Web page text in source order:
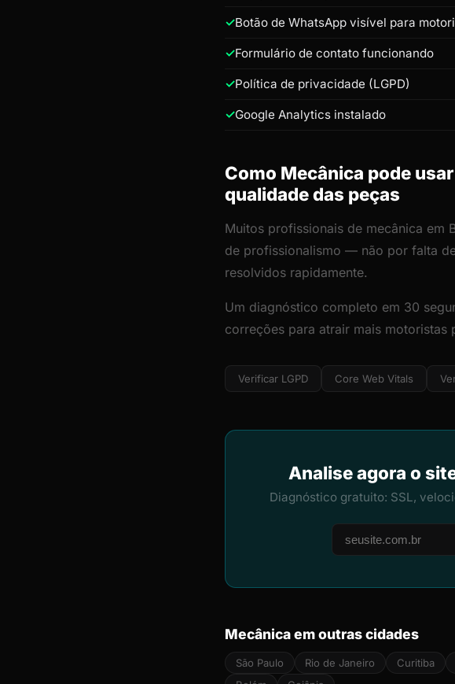
Botão de WhatsApp visível para
Formulário de contato funcionando
Política de privacidade (LGPD)
Google Analytics instalado
Como Mecânica pode
qualidade das peças
Muitos profissionais de mecânica em
de profissionalismo — não por falta
resolvidos rapidamente.
Um diagnóstico completo em 30
correções para atrair mais motoristas
Verificar LGPD Core Web Vitals
Analise agora o
Diagnóstico gratuito: SSL,
Mecânica em outras cidades
São Paulo Rio de Janeiro Curitiba